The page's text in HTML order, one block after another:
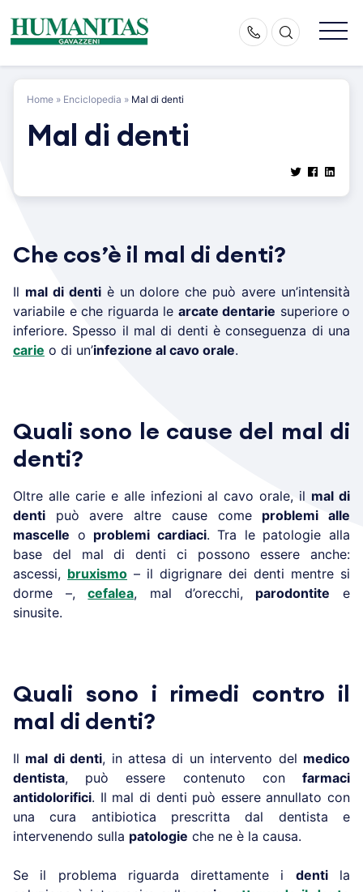
content
Home » Enciclopedia » Mal di denti
Mal di denti
Che cos’è il mal di denti?
Il mal di dentiè un dolore che può avere un’intensità
variabile e che riguarda le arcate dentarie superiore o
inferiore. Spesso il mal di denti è conseguenza di una
carie o di un’infezione al cavo orale.
Quali sono le cause del mal di
denti?
Oltre alle carie e alle infezioni al cavo orale, il mal di
denti può avere altre cause come problemi alle
mascelle o problemi cardiaci. Tra le patologie alla
base del mal di denti ci possono essere anche:
ascessi, bruxismo – il digrignare dei denti mentre si
dorme –,cefalea, mal d’orecchi, parodontite e
sinusite.
Quali sono i rimedi contro il
mal di denti?
Il mal di denti, in attesa di un intervento del medico
dentista, può essere contenuto con farmaci
antidolorifici. Il mal di denti può essere annullato con
una cura antibiotica prescritta dal dentista e
intervenendo sulla patologie che ne è la causa.
Se il problema riguarda direttamente i dentila